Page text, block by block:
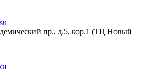
пр., д.5, кор.1 (ТЦ Новый